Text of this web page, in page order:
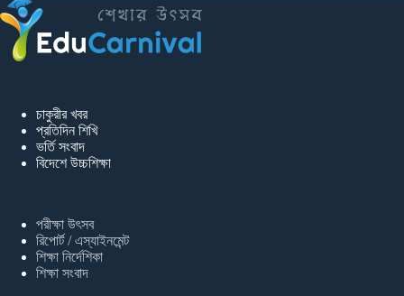
চাকুরীর খবর
প্রতিদিন শিখি
ভর্তি সংবাদ
বিদেশে উচ্চশিক্ষা
পরীক্ষা উৎসব
রিপোর্ট / এস্যাইনমেন্ট
শিক্ষা নির্দেশিকা
শিক্ষা সংবাদ